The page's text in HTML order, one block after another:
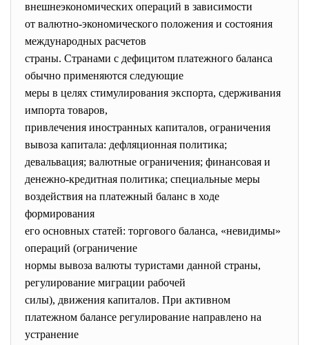
внешнеэкономических операций в зависимости
от валютно-экономического положения и состояния
международных расчетов
страны. Странами с дефицитом платежного баланса
обычно применяются следующие
меры в целях стимулирования экспорта, сдерживания
импорта товаров,
привлечения иностранных капиталов, ограничения
вывоза капитала: дефляционная политика;
девальвация; валютные ограничения; финансовая и
денежно-кредитная политика; специальные меры
воздействия на платежный баланс в ходе
формирования
его основных статей: торгового баланса, «невидимы»
операций (ограничение
нормы вывоза валюты туристами данной страны,
регулирование миграции рабочей
силы), движения капиталов. При активном
платежном балансе регулирование направлено на
устранение